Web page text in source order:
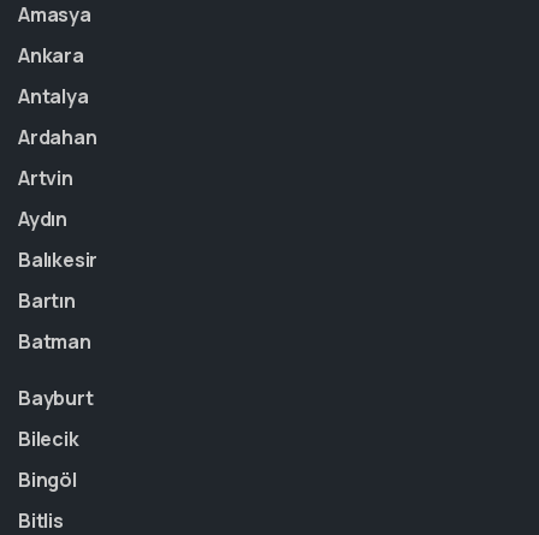
Amasya
Ankara
Antalya
Ardahan
Artvin
Aydın
Balıkesir
Bartın
Batman
Bayburt
Bilecik
Bingöl
Bitlis